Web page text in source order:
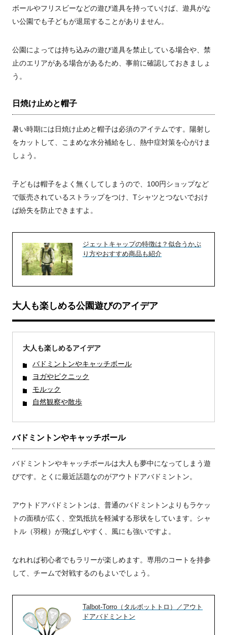
ボールやフリスビーなどの遊び道具を持っていけば、遊具がな
い公園でも子どもが退屈することがありません。
公園によっては持ち込みの遊び道具を禁止している場合や、禁
止のエリアがある場合があるため、事前に確認しておきましょ
う。
日焼け止めと帽子
暑い時期には日焼け止めと帽子は必須のアイテムです。陽射し
をカットして、こまめな水分補給をし、熱中症対策を心がけま
しょう。
子どもは帽子をよく無くしてしまうので、100円ショップなど
で販売されているストラップをつけ、Tシャツとつないでおけ
ば紛失を防止できますよ。
ジェットキャップの特徴は？似合うかぶ
り方やおすすめ商品も紹介
大人も楽しめる公園遊びのアイデア
大人も楽しめるアイデア
バドミントンやキャッチボール
ヨガやピクニック
モルック
自然観察や散歩
バドミントンやキャッチボール
バドミントンやキャッチボールは大人も夢中になってしまう遊
びです。とくに最近話題なのがアウトドアバドミントン。
アウトドアバドミントンは、普通のバドミントンよりもラケッ
トの面積が広く、空気抵抗を軽減する形状をしています。シャ
トル（羽根）が飛ばしやすく、風にも強いですよ。
なれれば初心者でもラリーが楽しめます。専用のコートを持参
して、チームで対戦するのもよいでしょう。
Talbot-Torro（タルボットトロ）／アウト
ドアバドミントン